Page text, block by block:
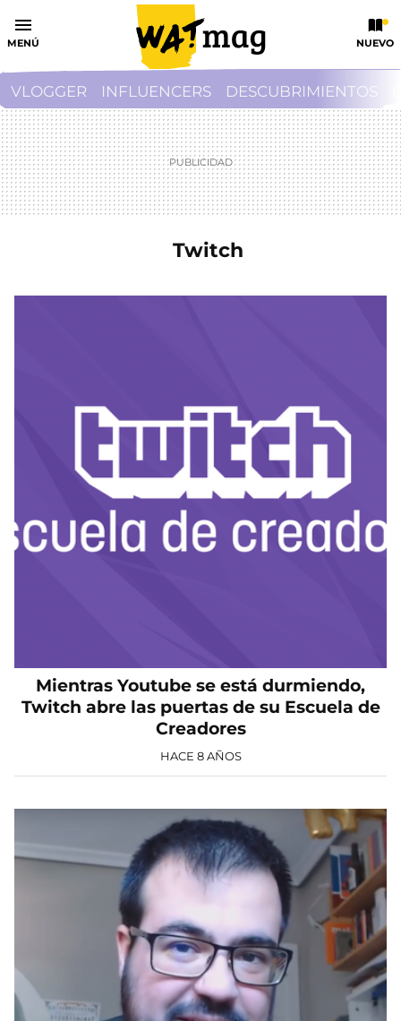
MENÚ NUEVO
VLOGGER INFLUENCERS DESCUBRIMIENTOS
Twitch
Mientras Youtube se está durmiendo,
Twitch abre las puertas de su Escuela de
Creadores
HACE 8 AÑOS